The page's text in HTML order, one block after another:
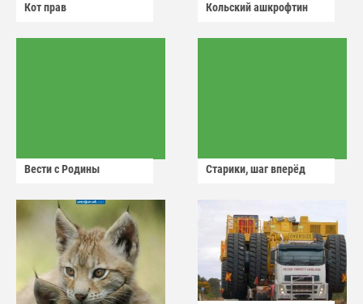
Кот прав Кольский ашкрофтин
Вести с Родины Старики, шаг вперёд